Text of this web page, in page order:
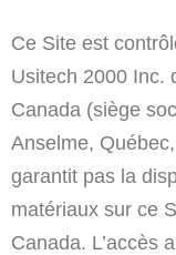
Ce Site est
Usitech 2000 Inc.
Canada (siège
Anselme,
garantit pas la
matériaux sur ce
Canada. L’accès